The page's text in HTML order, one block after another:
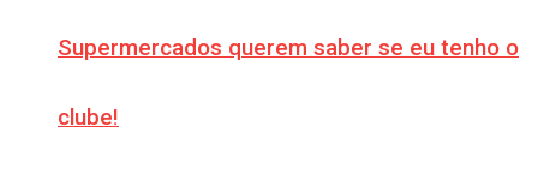
Supermercados querem saber se eu tenho o
clube!